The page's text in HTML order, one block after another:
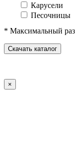
Карусели
Песочницы
Домики-
Детские
Теневые
* Максимальный
Скачать каталог
×